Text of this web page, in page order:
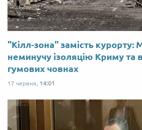
"Кілл-зона" замість курорту:
неминучу ізоляцію Криму та
гумових човнах
17 червня, 14:01